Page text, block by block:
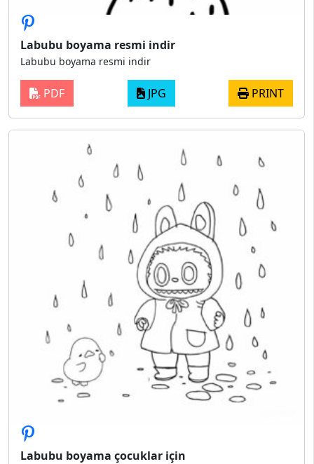
Labubu boyama resmi indir
Labubu boyama resmi indir
PDF JPG PRINT
Labubu boyama çocuklar için